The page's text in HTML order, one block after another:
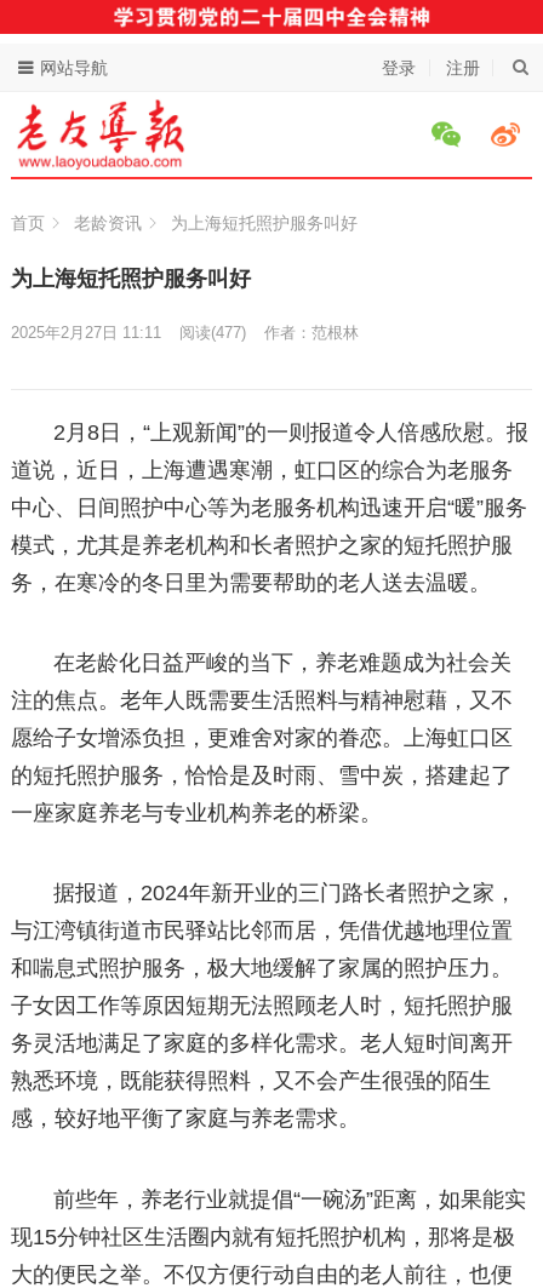
登录 注册
网站导航
首页 老龄资讯 为上海短托照护服务叫好
为上海短托照护服务叫好
作者：范根林
2025年2月27日 11:11 阅读(477)
2月8日，“上观新闻”的一则报道令人倍感欣慰。报
道说，近日，上海遭遇寒潮，虹口区的综合为老服务
中心、日间照护中心等为老服务机构迅速开启“暖”服务
模式，尤其是养老机构和长者照护之家的短托照护服
务，在寒冷的冬日里为需要帮助的老人送去温暖。
在老龄化日益严峻的当下，养老难题成为社会关
注的焦点。老年人既需要生活照料与精神慰藉，又不
愿给子女增添负担，更难舍对家的眷恋。上海虹口区
的短托照护服务，恰恰是及时雨、雪中炭，搭建起了
一座家庭养老与专业机构养老的桥梁。
据报道，2024年新开业的三门路长者照护之家，
与江湾镇街道市民驿站比邻而居，凭借优越地理位置
和喘息式照护服务，极大地缓解了家属的照护压力。
子女因工作等原因短期无法照顾老人时，短托照护服
务灵活地满足了家庭的多样化需求。老人短时间离开
熟悉环境，既能获得照料，又不会产生很强的陌生
感，较好地平衡了家庭与养老需求。
前些年，养老行业就提倡“一碗汤”距离，如果能实
现15分钟社区生活圈内就有短托照护机构，那将是极
大的便民之举。不仅方便行动自由的老人前往，也便